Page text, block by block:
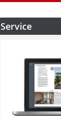
Service